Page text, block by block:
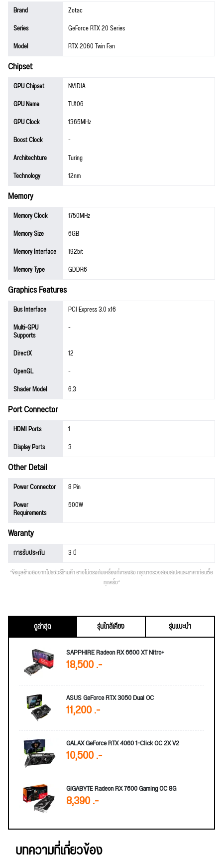
Brand
Zotac
Series
GeForce RTX 20 Series
Model
RTX 2060 Twin Fan
Chipset
GPU Chipset
NVIDIA
GPU Name
TU106
GPU Clock
1365MHz
Boost Clock
-
Architechture
Turing
Technology
12nm
Memory
Memory Clock
1750MHz
Memory Size
6GB
Memory Interface
192bit
Memory Type
GDDR6
Graphics Features
Bus Interface
PCI Express 3.0 x16
Multi-GPU
Supports
-
DirectX
12
OpenGL
-
Shader Model
6.3
Port Connector
HDMI Ports
1
Display Ports
3
Other Detail
Power Connector
8 Pin
Power
Requirements
500W
Waranty
การรับประกัน 3 ปี
*ข้อมูลอ้างอิงจากโปรชัวร์ร้านค้า อาจไม่ตรงกับเครื่องที่ขายจริง กรุณาตรวจสอบสเปคและราคาก่อนซื้อ
ทุกครั้ง*
ดูล่าสุด รุ่นใกล้เคียง
รุ่นแนะนำ
SAPPHIRE Radeon RX 6600 XT Nitro+
18,500 .-
ASUS GeForce RTX 3050 Dual OC
11,200 .-
GALAX GeForce RTX 4060 1-Click OC 2X V2
10,500 .-
GIGABYTE Radeon RX 7600 Gaming OC 8G
8,390 .-
บทความที่เกี่ยวข้อง